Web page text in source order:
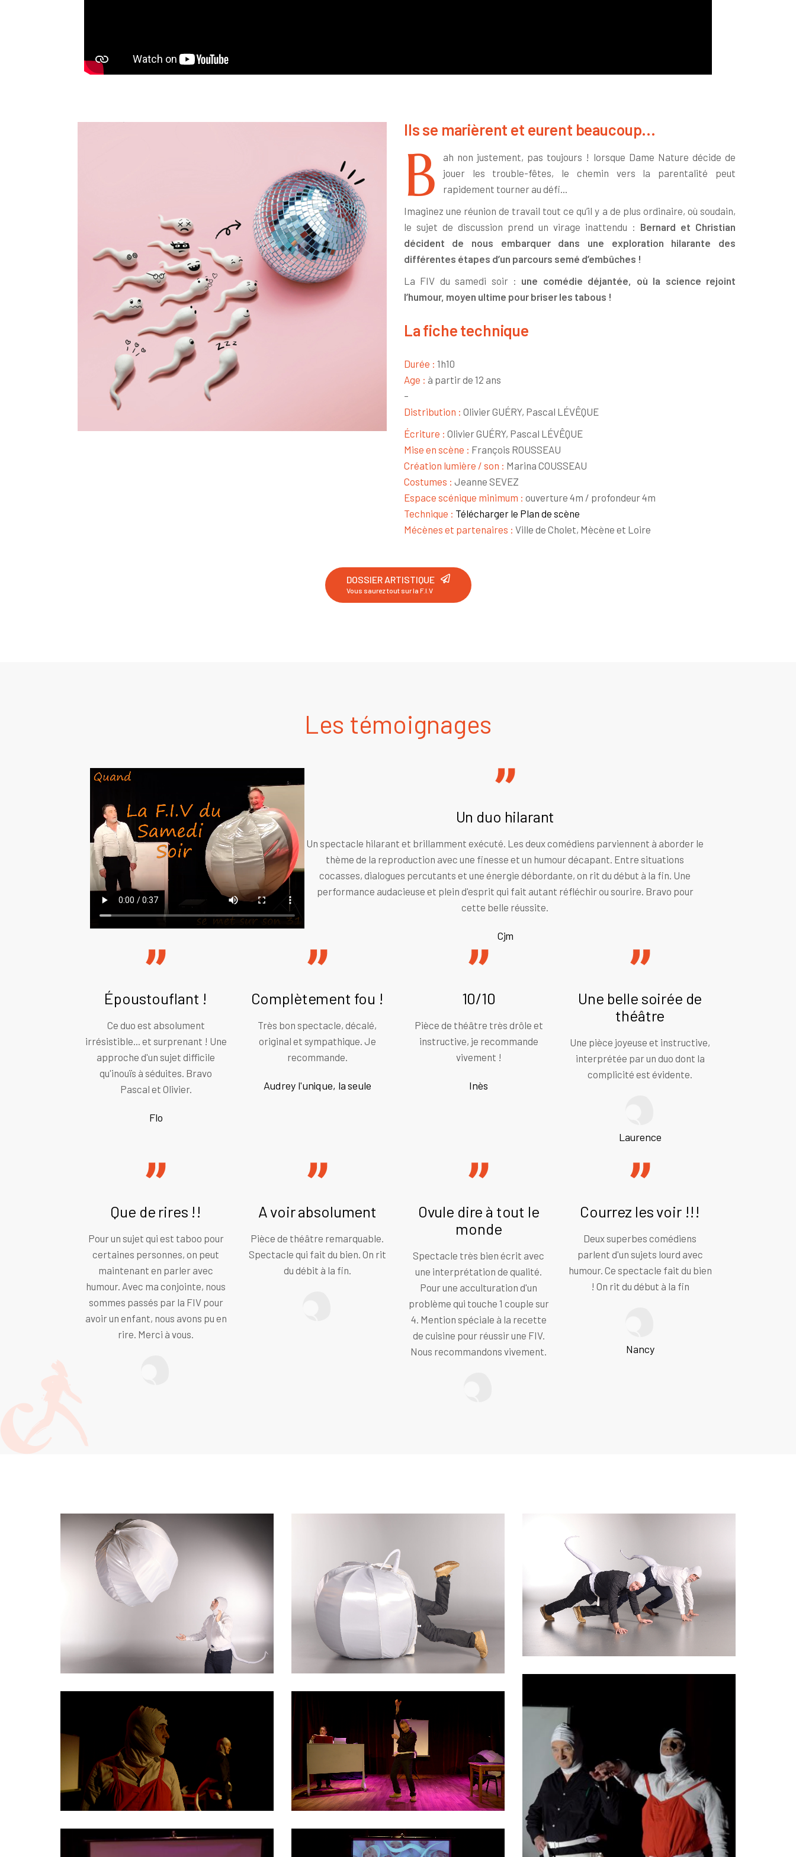
Ils se marièrent et eurent beaucoup...
B
ah non justement, pas toujours ! lorsque Dame Nature décide de
jouer les trouble-fêtes, le chemin vers la parentalité peut
rapidement tourner au défi...
Imaginez une réunion de travail tout ce qu’il y a de plus ordinaire, où soudain,
le sujet de discussion prend un virage inattendu : Bernard et Christian
décident de nous embarquer dans une exploration hilarante des
différentes étapes d’un parcours semé d’embûches !
La FIV du samedi soir : une comédie déjantée, où la science rejoint
l’humour, moyen ultime pour briser les tabous !
La fiche technique
Durée : 1h10
Age : à partir de 12 ans
–
Distribution : Olivier GUÉRY, Pascal LÉVÊQUE
Écriture : Olivier GUÉRY, Pascal LÉVÊQUE
Mise en scène : François ROUSSEAU
Création lumière / son : Marina COUSSEAU
Costumes : Jeanne SEVEZ
Espace scénique minimum : ouverture 4m / profondeur 4m
Technique : Télécharger le Plan de scène
Mécènes et partenaires : Ville de Cholet, Mècène et Loire
DOSSIER ARTISTIQUE
Vous saurez tout sur la F.I.V
Les témoignages
Un duo hilarant
Un spectacle hilarant et brillamment exécuté. Les deux comédiens parviennent à aborder le
thème de la reproduction avec une finesse et un humour décapant. Entre situations
cocasses, dialogues percutants et une énergie débordante, on rit du début à la fin. Une
performance audacieuse et plein d'esprit qui fait autant réfléchir ou sourire. Bravo pour
cette belle réussite.
Cjm
Époustouflant !
Ce duo est absolument
irrésistible... et surprenant ! Une
approche d'un sujet difficile
qu'inouïs à séduites. Bravo
Pascal et Olivier.
Flo
Complètement fou !
Très bon spectacle, décalé,
original et sympathique. Je
recommande.
Audrey l'unique, la seule
10/10
Pièce de théâtre très drôle et
instructive, je recommande
vivement !
Inès
Une belle soirée de
théâtre
Une pièce joyeuse et instructive,
interprétée par un duo dont la
complicité est évidente.
Laurence
Que de rires !!
Pour un sujet qui est taboo pour
certaines personnes, on peut
maintenant en parler avec
humour. Avec ma conjointe, nous
sommes passés par la FIV pour
avoir un enfant, nous avons pu en
rire. Merci à vous.
A voir absolument
Pièce de théâtre remarquable.
Spectacle qui fait du bien. On rit
du débit à la fin.
Ovule dire à tout le
monde
Spectacle très bien écrit avec
une interprétation de qualité.
Pour une acculturation d'un
problème qui touche 1 couple sur
4. Mention spéciale à la recette
de cuisine pour réussir une FIV.
Nous recommandons vivement.
Courrez les voir !!!
Deux superbes comédiens
parlent d'un sujets lourd avec
humour. Ce spectacle fait du bien
! On rit du début à la fin
Nancy